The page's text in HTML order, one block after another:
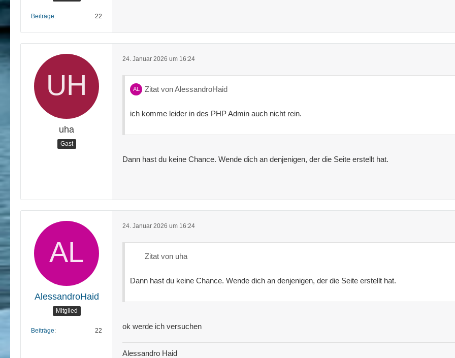
Beiträge 22
uha
Gast
24. Januar 2026 um 16:24
Zitat von AlessandroHaid
ich komme leider in des PHP Admin auch nicht rein.
Dann hast du keine Chance. Wende dich an denjenigen, der die Seite erstellt hat.
AlessandroHaid
Mitglied
Beiträge 22
24. Januar 2026 um 16:24
Zitat von uha
Dann hast du keine Chance. Wende dich an denjenigen, der die Seite erstellt hat.
ok werde ich versuchen
Alessandro Haid